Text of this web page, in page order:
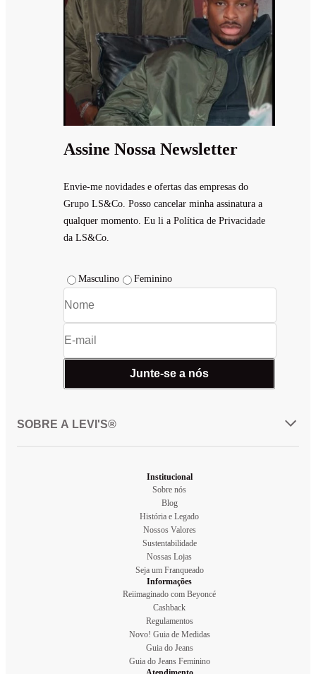
Assine Nossa Newsletter
Envie-me novidades e ofertas das empresas do
Grupo LS&Co. Posso cancelar minha assinatura a
qualquer momento. Eu li a Política de Privacidade
da LS&Co.
Masculino Feminino
Junte-se a nós
SOBRE A LEVI'S®
Institucional
Sobre nós
Blog
História e Legado
Nossos Valores
Sustentabilidade
Nossas Lojas
Seja um Franqueado
Informações
Reiimaginado com Beyoncé
Cashback
Regulamentos
Novo! Guia de Medidas
Guia do Jeans
Guia do Jeans Feminino